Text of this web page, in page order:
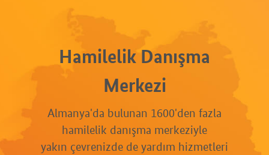
Hamilelik Danışma
Merkezi
Almanya'da bulunan 1600'den fazla
hamilelik danışma merkeziyle
yakın çevrenizde de yardım hizmetleri